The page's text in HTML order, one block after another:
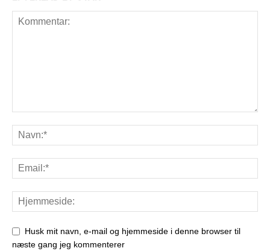
Husk mit navn, e-mail og hjemmeside i denne browser til
næste gang jeg kommenterer